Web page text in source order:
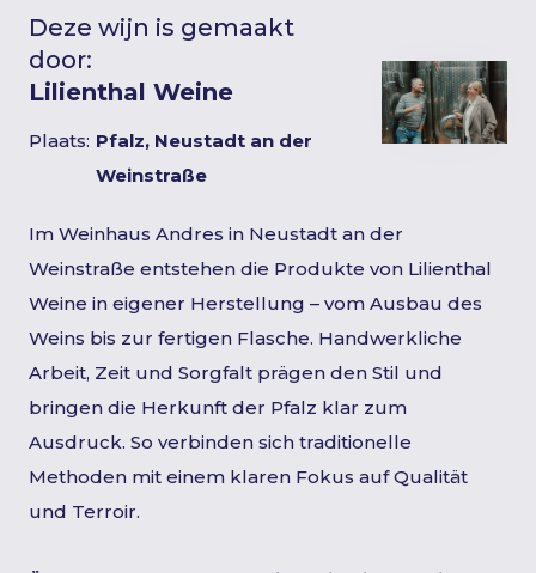
Deze wijn is gemaakt
door:
Lilienthal Weine
Plaats: Pfalz, Neustadt an der
Weinstraße
Im Weinhaus Andres in Neustadt an der
Weinstraße entstehen die Produkte von Lilienthal
Weine in eigener Herstellung – vom Ausbau des
Weins bis zur fertigen Flasche. Handwerkliche
Arbeit, Zeit und Sorgfalt prägen den Stil und
bringen die Herkunft der Pfalz klar zum
Ausdruck. So verbinden sich traditionelle
Methoden mit einem klaren Fokus auf Qualität
und Terroir.